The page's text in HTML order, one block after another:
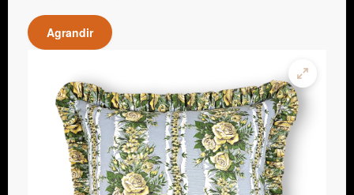
Agrandir